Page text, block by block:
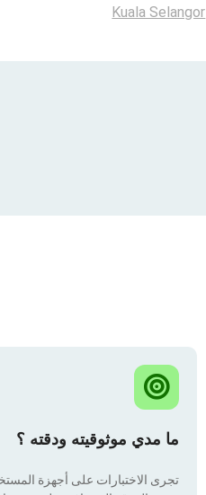
Kuala Selangor
ما مدي موثوقيته ودقته ؟
تجرى الاختبارات على أجهزة